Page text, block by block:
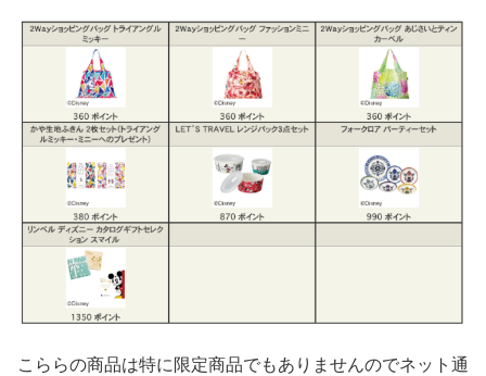
こららの商品は特に限定商品でもありませんのでネット通